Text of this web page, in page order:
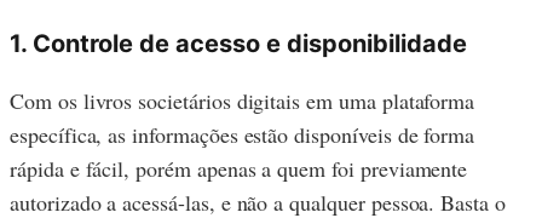
1. Controle de acesso e disponibilidade
Com os livros societários digitais em uma plataforma
específica, as informações estão disponíveis de forma
rápida e fácil, porém apenas a quem foi previamente
autorizado a acessá-las, e não a qualquer pessoa. Basta o